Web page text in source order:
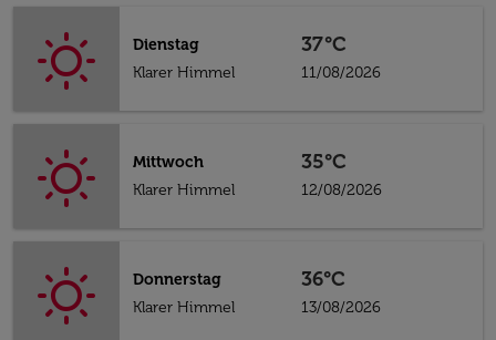
Dienstag
Klarer Himmel
37°C
11/08/2026
Mittwoch
Klarer Himmel
35°C
12/08/2026
Donnerstag
Klarer Himmel
36°C
13/08/2026